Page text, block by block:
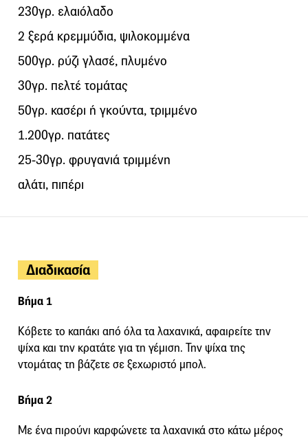
230γρ. ελαιόλαδο
2 ξερά κρεμμύδια, ψιλοκομμένα
500γρ. ρύζι γλασέ, πλυμένο
30γρ. πελτέ τομάτας
50γρ. κασέρι ή γκούντα, τριμμένο
1.200γρ. πατάτες
25-30γρ. φρυγανιά τριμμένη
αλάτι, πιπέρι
Διαδικασία
Βήμα 1
Κόβετε το καπάκι από όλα τα λαχανικά, αφαιρείτε την
ψίχα και την κρατάτε για τη γέμιση. Την ψίχα της
ντομάτας τη βάζετε σε ξεχωριστό μπολ.
Βήμα 2
Με ένα πιρούνι καρφώνετε τα λαχανικά στο κάτω μέρος